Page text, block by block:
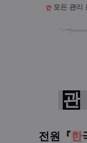
ღ 모든 관리
╰╼|═══
관
전원 『한